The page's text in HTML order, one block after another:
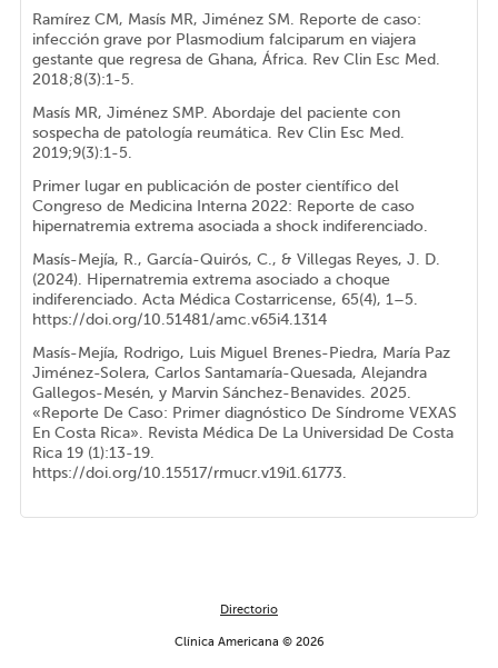
Ramírez CM, Masís MR, Jiménez SM. Reporte de caso:
infección grave por Plasmodium falciparum en viajera
gestante que regresa de Ghana, África. Rev Clin Esc Med.
2018;8(3):1-5.
Masís MR, Jiménez SMP. Abordaje del paciente con
sospecha de patología reumática. Rev Clin Esc Med.
2019;9(3):1-5.
Primer lugar en publicación de poster científico del
Congreso de Medicina Interna 2022: Reporte de caso
hipernatremia extrema asociada a shock indiferenciado.
Masís-Mejía, R., García-Quirós, C., & Villegas Reyes, J. D.
(2024). Hipernatremia extrema asociado a choque
indiferenciado. Acta Médica Costarricense, 65(4), 1–5.
https://doi.org/10.51481/amc.v65i4.1314
Masís-Mejía, Rodrigo, Luis Miguel Brenes-Piedra, María Paz
Jiménez-Solera, Carlos Santamaría-Quesada, Alejandra
Gallegos-Mesén, y Marvin Sánchez-Benavides. 2025.
«Reporte De Caso: Primer diagnóstico De Síndrome VEXAS
En Costa Rica». Revista Médica De La Universidad De Costa
Rica 19 (1):13-19.
https://doi.org/10.15517/rmucr.v19i1.61773.
Directorio
Clínica Americana © 2026